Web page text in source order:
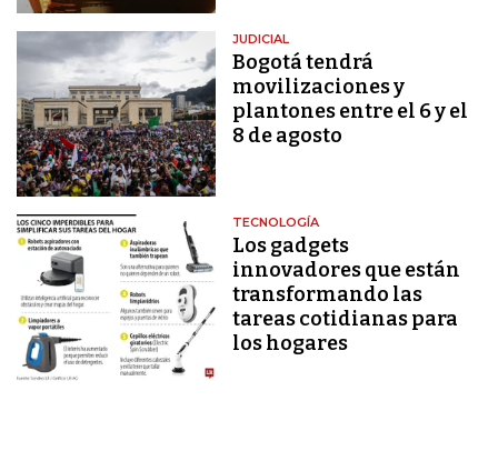
JUDICIAL
Bogotá tendrá
movilizaciones y
plantones entre el 6 y el
8 de agosto
TECNOLOGÍA
Los gadgets
innovadores que están
transformando las
tareas cotidianas para
los hogares